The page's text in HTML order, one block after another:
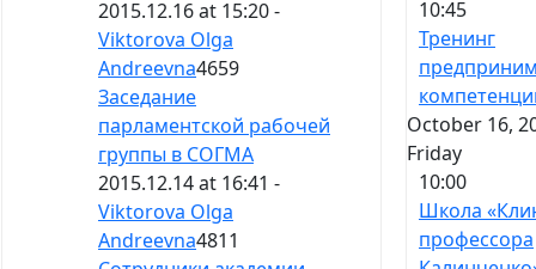
2015.12.16 at 15:20 -
Viktorova Olga
Andreevna4659
Заседание
парламентской рабочей
группы в СОГМА
2015.12.14 at 16:41 -
Viktorova Olga
Andreevna4811
10:45
Тренинг
October 16,
Friday
10:00
Школа
профессора